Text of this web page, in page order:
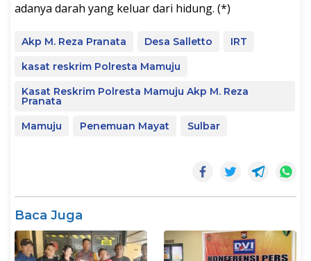
adanya darah yang keluar dari hidung. (*)
Akp M. Reza Pranata Desa Salletto
IRT
kasat reskrim Polresta Mamuju
Kasat Reskrim Polresta Mamuju Akp M. Reza
Pranata
Mamuju
Penemuan Mayat Sulbar
Baca Juga